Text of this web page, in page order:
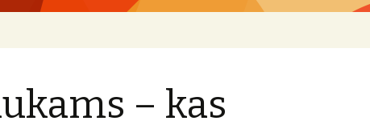
– kas